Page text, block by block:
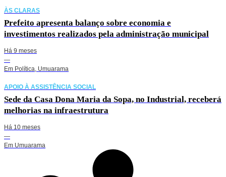
ÀS CLARAS
Prefeito apresenta balanço sobre economia e
investimentos realizados pela administração municipal
Há 9 meses
—
Em Política Umuarama
APOIO À ASSISTÊNCIA SOCIAL
Sede da Casa Dona Maria da Sopa, no Industrial, receberá
melhorias na infraestrutura
Há 10 meses
—
Em Umuarama